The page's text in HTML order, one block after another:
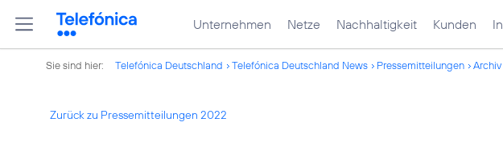
Unternehmen Netze Nachhaltigkeit Kunden
Sie sind hier: Telefónica Deutschland Telefónica Deutschland News Pressemitteilungen
Zurück zu Pressemitteilungen 2022